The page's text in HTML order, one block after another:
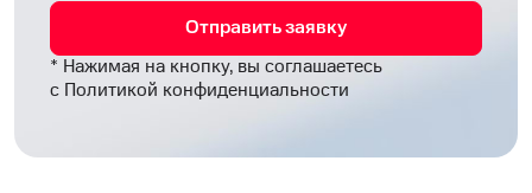
Отправить заявку
* Нажимая на кнопку, вы соглашаетесь
с Политикой конфиденциальности